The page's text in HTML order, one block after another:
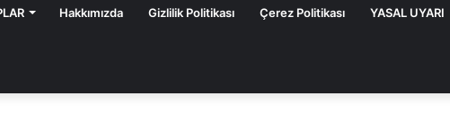
Hakkımızda Gizlilik Politikası Çerez Politikası YASAL UYARI